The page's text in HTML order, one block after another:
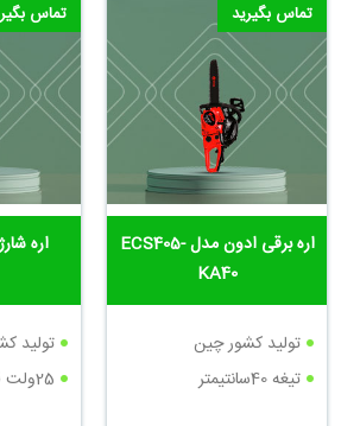
تماس
اره شارژی 25
تولید
25ولت قدرت
تماس بگیرید
اره برقی ادون مدل ECS405-
KA40
تولید کشور چین
تیغه 40سانتیمتر